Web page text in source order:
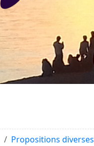
Propositions diverses